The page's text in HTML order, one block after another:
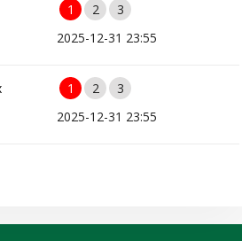
1 2
3
2025-12-31 23:55
1 2
3
2025-12-31 23:55